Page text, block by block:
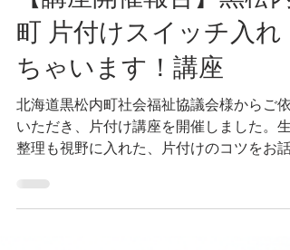
5月15日 読了時間: 2分
【講座開催報告】黒松内
町 片付けスイッチ入れ
ちゃいます！講座